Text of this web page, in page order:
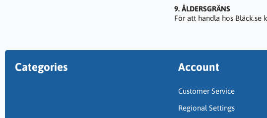
9. ÅLDERSGRÄNS
För att handla hos Bläck.se
Categories Account
Customer Service
Regional Settings